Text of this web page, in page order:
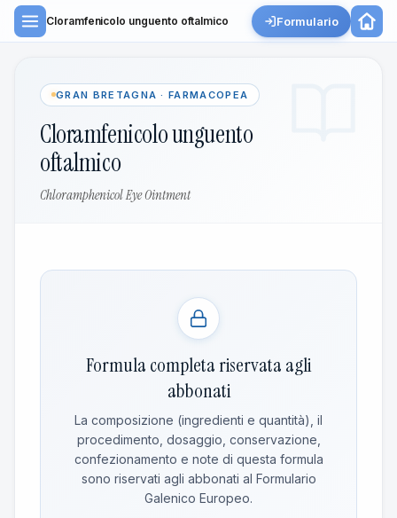
Cloramfenicolo unguento oftalmico Formulario
GRAN BRETAGNA · FARMACOPEA
Cloramfenicolo unguento
oftalmico
Chloramphenicol Eye Ointment
Formula completa riservata agli
abbonati
La composizione (ingredienti e quantità), il
procedimento, dosaggio, conservazione,
confezionamento e note di questa formula
sono riservati agli abbonati al Formulario
Galenico Europeo.